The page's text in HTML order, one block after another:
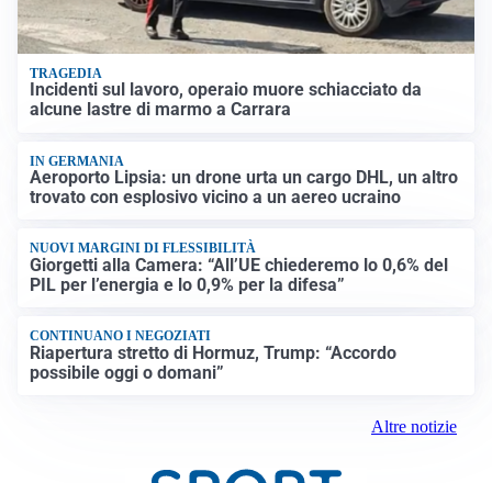
TRAGEDIA
Incidenti sul lavoro, operaio muore schiacciato da
alcune lastre di marmo a Carrara
IN GERMANIA
Aeroporto Lipsia: un drone urta un cargo DHL, un altro
trovato con esplosivo vicino a un aereo ucraino
NUOVI MARGINI DI FLESSIBILITÀ
Giorgetti alla Camera: “All’UE chiederemo lo 0,6% del
PIL per l’energia e lo 0,9% per la difesa”
CONTINUANO I NEGOZIATI
Riapertura stretto di Hormuz, Trump: “Accordo
possibile oggi o domani”
Altre notizie